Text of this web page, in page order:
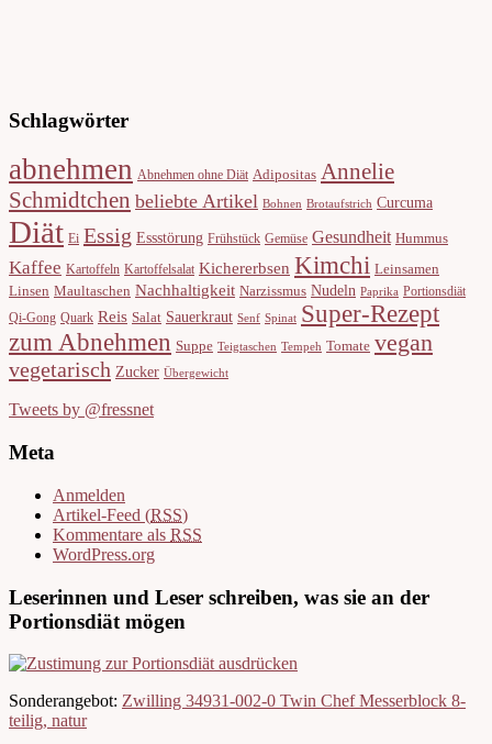
Schlagwörter
abnehmen Abnehmen ohne Diät Adipositas Annelie
Schmidtchen beliebte Artikel Bohnen Brotaufstrich Curcuma
Diät Ei Essig Essstörung Frühstück Gemüse Gesundheit Hummus
Kaffee Kartoffeln Kartoffelsalat Kichererbsen Kimchi Leinsamen
Linsen Maultaschen Nachhaltigkeit Narzissmus Nudeln Paprika Portionsdiät
Qi-Gong Quark Reis Salat Sauerkraut Senf Spinat Super-Rezept
zum Abnehmen Suppe Teigtaschen Tempeh Tomate vegan
vegetarisch Zucker Übergewicht
Tweets by @fressnet
Meta
Anmelden
Artikel-Feed (RSS)
Kommentare als RSS
WordPress.org
Leserinnen und Leser schreiben, was sie an der
Portionsdiät mögen
Sonderangebot: Zwilling 34931-002-0 Twin Chef Messerblock 8-
teilig, natur